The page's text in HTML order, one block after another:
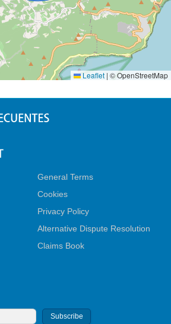
Leaflet | © OpenStreetMap
General Terms
Cookies
Privacy Policy
Alternative Dispute Resolution
Claims Book
Subscribe